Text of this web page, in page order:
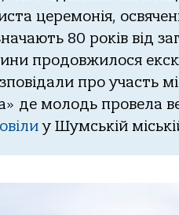
церемонія,
80 років від
продовжилося
про участь
де молодь провела
у Шумській